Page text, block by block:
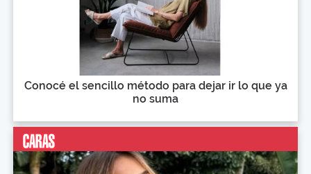
Conocé el sencillo método para dejar ir lo que ya
no suma